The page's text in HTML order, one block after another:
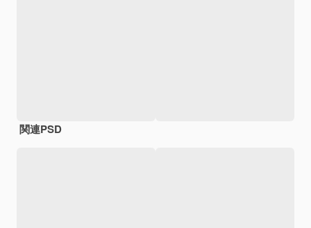
関連PSD